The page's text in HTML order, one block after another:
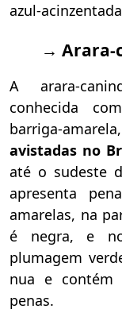
azul-
→ Arara-
A arara-
conhecida
barriga-
avistadas no
até o sudeste
apresenta
amarelas, na
é negra, e
plumagem
nua e contém
penas.